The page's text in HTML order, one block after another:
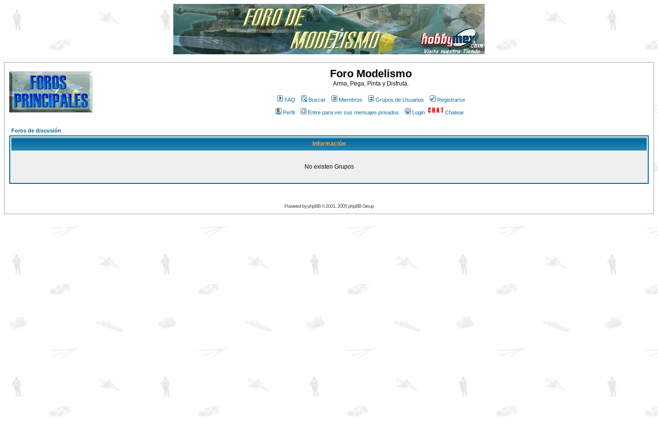
Foro Modelismo
Arma, Pega, Pinta y Disfruta.
FAQ Buscar Miembros Grupos de Usuarios Registrarse
Perfil Entre para ver sus mensajes privados Login Chatear
Foros de discusión
Información
No existen Grupos
Powered byphpBB© 2001, 2005 phpBB Group